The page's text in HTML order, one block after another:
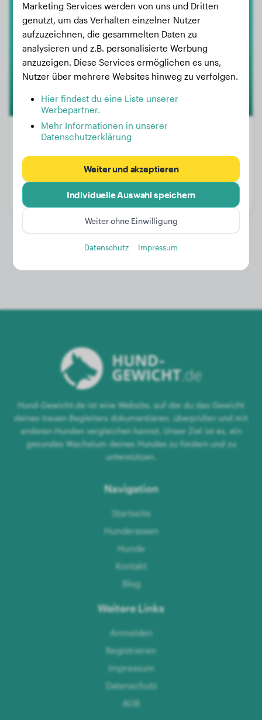
Hércules
1
Alter:
2 Jahre, 2 Monate
Geschlecht:
Hund-Gewicht.de ist eine Website, auf der du das Gewicht
deines treuen Begleiters dokumentieren, überprüfen und mit
anderen Hunden vergleichen kannst. Unser Ziel ist es, ein
gesundes Wachstum deines Hundes zu fördern und zu
unterstützen.
Navigation
Startseite
Hunderassen
Hunde
Kontakt
Blog
Weitere Links
Anmelden
Registrieren
Impressum
Datenschutz
AGB
Marketing Services werden von uns und Dritten
genutzt, um das Verhalten einzelner Nutzer
aufzuzeichnen, die gesammelten Daten zu
analysieren und z.B. personalisierte Werbung
anzuzeigen. Diese Services ermöglichen es uns,
Nutzer über mehrere Websites hinweg zu verfolgen.
Hier findest du eine Liste unserer
Werbepartner.
Mehr Informationen in unserer
Datenschutzerklärung
Weiter und akzeptieren
Individuelle Auswahl speichern
Weiter ohne Einwilligung
Datenschutz Impressum